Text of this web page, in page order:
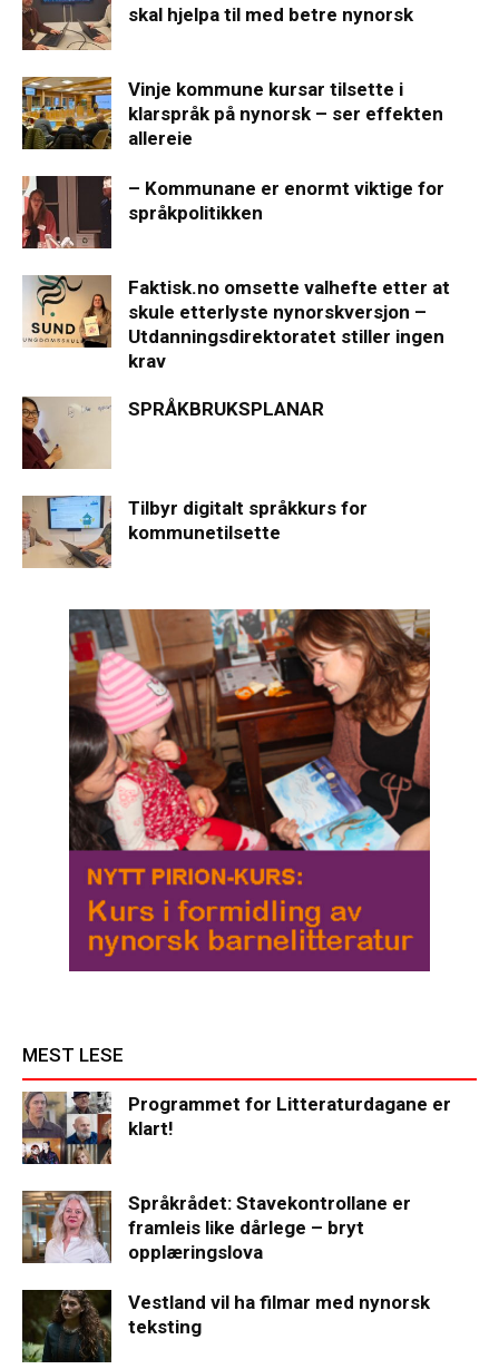
skal hjelpa til med betre nynorsk
Vinje kommune kursar tilsette i
klarspråk på nynorsk – ser effekten
allereie
– Kommunane er enormt viktige for
språkpolitikken
Faktisk.no omsette valhefte etter at
skule etterlyste nynorskversjon –
Utdanningsdirektoratet stiller ingen
krav
SPRÅKBRUKSPLANAR
Tilbyr digitalt språkkurs for
kommunetilsette
MEST LESE
Programmet for Litteraturdagane er
klart!
Språkrådet: Stavekontrollane er
framleis like dårlege – bryt
opplæringslova
Vestland vil ha filmar med nynorsk
teksting